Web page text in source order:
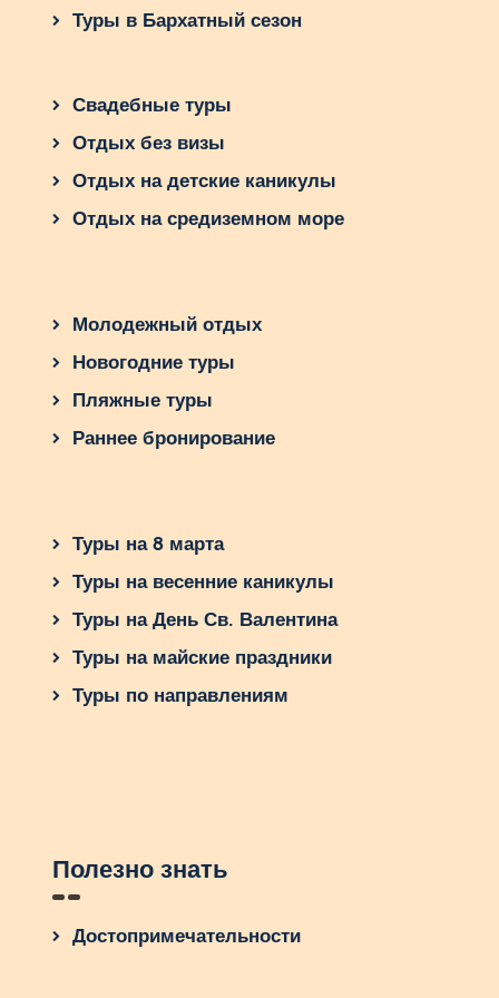
Туры в Бархатный сезон
Свадебные туры
Отдых без визы
Отдых на детские каникулы
Отдых на средиземном море
Молодежный отдых
Новогодние туры
Пляжные туры
Раннее бронирование
Туры на 8 марта
Туры на весенние каникулы
Туры на День Св. Валентина
Туры на майские праздники
Туры по направлениям
Полезно знать
Достопримечательности